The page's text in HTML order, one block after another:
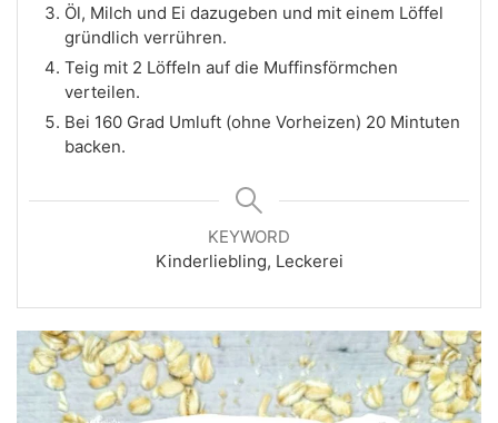
Öl, Milch und Ei dazugeben und mit einem Löffel
gründlich verrühren.
Teig mit 2 Löffeln auf die Muffinsförmchen
verteilen.
Bei 160 Grad Umluft (ohne Vorheizen) 20 Mintuten
backen.
KEYWORD
Kinderliebling, Leckerei